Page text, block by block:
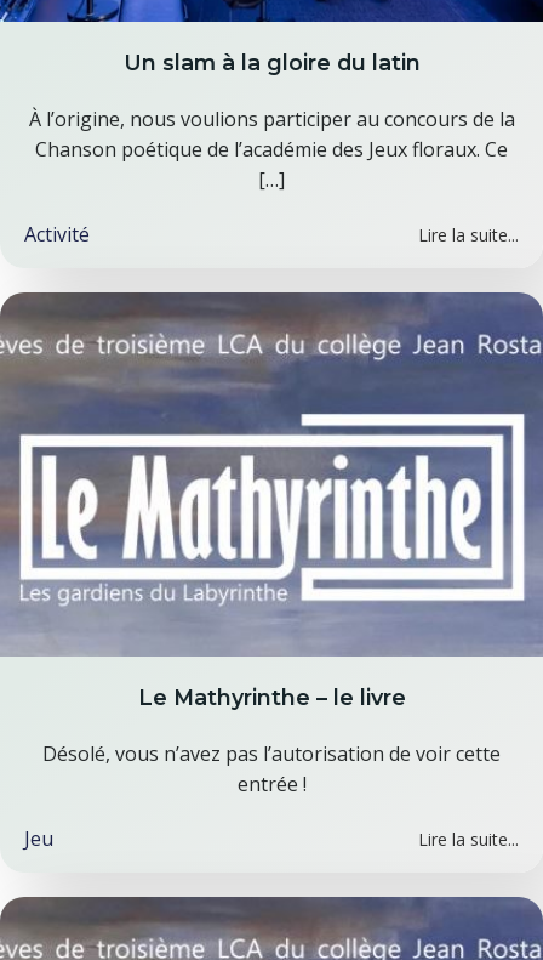
Un slam à la gloire du latin
À l’origine, nous voulions participer au concours de la
Chanson poétique de l’académie des Jeux floraux. Ce
[…]
Activité Lire la suite...
Le Mathyrinthe – le livre
Désolé, vous n’avez pas l’autorisation de voir cette
entrée !
Jeu Lire la suite...